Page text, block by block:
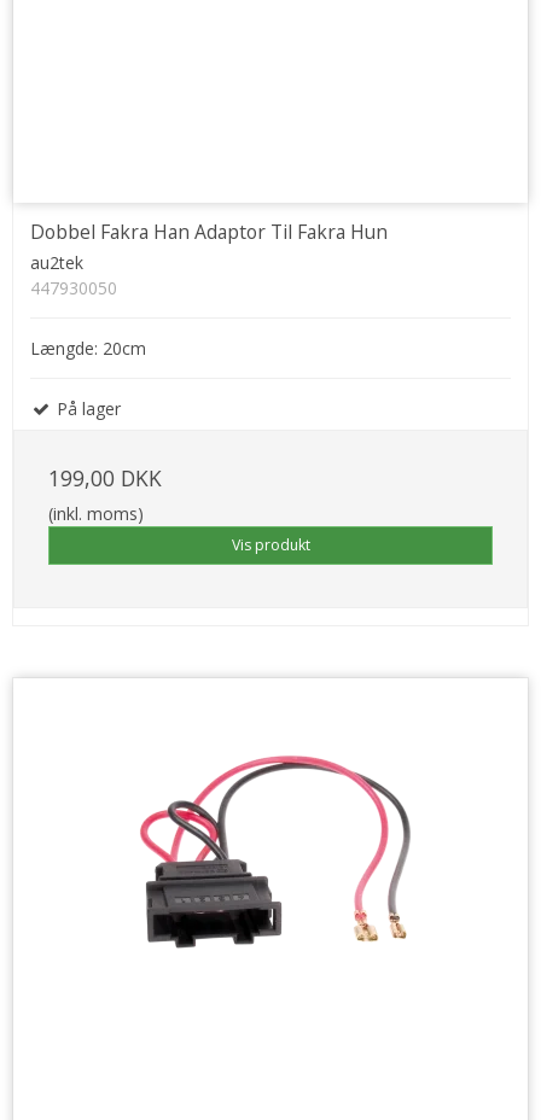
Dobbel Fakra Han Adaptor Til Fakra Hun
au2tek
447930050
Længde: 20cm
På lager
199,00 DKK
(inkl. moms)
Vis produkt